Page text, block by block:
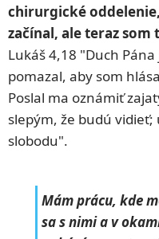
chirurgické
začínal, ale teraz
Lukáš 4,18 "Duch
pomazal, aby som
Poslal ma oznámiť
slepým, že budú
slobodu".
Mám prácu, kde
sa s nimi a v